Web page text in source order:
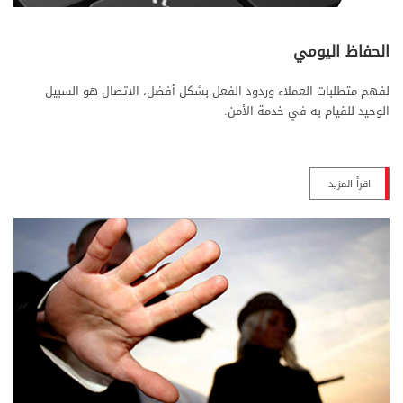
الحفاظ اليومي
لفهم متطلبات العملاء وردود الفعل بشكل أفضل، الاتصال هو السبيل
الوحيد للقيام به في خدمة الأمن.
اقرأ المزيد